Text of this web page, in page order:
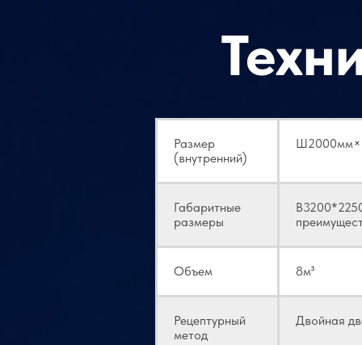
Размер
(внутренний)
Габаритные
размеры
Объем 8м³
Рецептурный
метод
Двойная